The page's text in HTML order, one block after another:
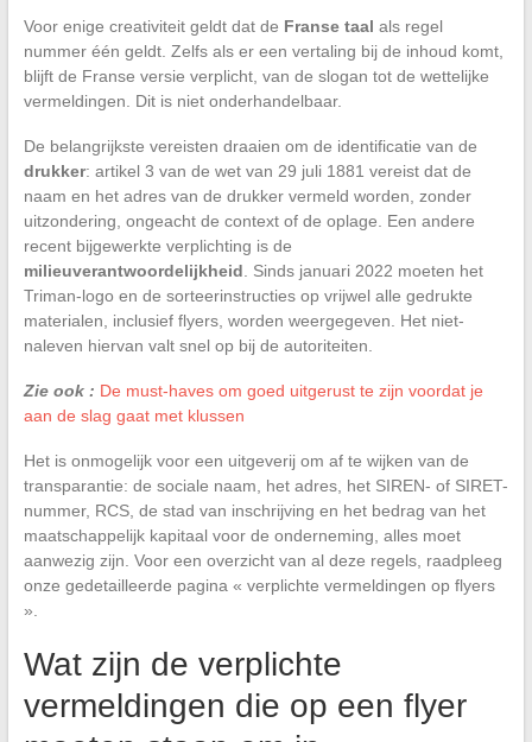
Voor enige creativiteit geldt dat de Franse taal als regel
nummer één geldt. Zelfs als er een vertaling bij de inhoud komt,
blijft de Franse versie verplicht, van de slogan tot de wettelijke
vermeldingen. Dit is niet onderhandelbaar.
De belangrijkste vereisten draaien om de identificatie van de
drukker: artikel 3 van de wet van 29 juli 1881 vereist dat de
naam en het adres van de drukker vermeld worden, zonder
uitzondering, ongeacht de context of de oplage. Een andere
recent bijgewerkte verplichting is de
milieuverantwoordelijkheid . Sinds januari 2022 moeten het
Triman-logo en de sorteerinstructies op vrijwel alle gedrukte
materialen, inclusief flyers, worden weergegeven. Het niet-
naleven hiervan valt snel op bij de autoriteiten.
Zie ook : De must-haves om goed uitgerust te zijn voordat je
aan de slag gaat met klussen
Het is onmogelijk voor een uitgeverij om af te wijken van de
transparantie: de sociale naam, het adres, het SIREN- of SIRET-
nummer, RCS, de stad van inschrijving en het bedrag van het
maatschappelijk kapitaal voor de onderneming, alles moet
aanwezig zijn. Voor een overzicht van al deze regels, raadpleeg
onze gedetailleerde pagina « verplichte vermeldingen op flyers
».
Wat zijn de verplichte
vermeldingen die op een flyer